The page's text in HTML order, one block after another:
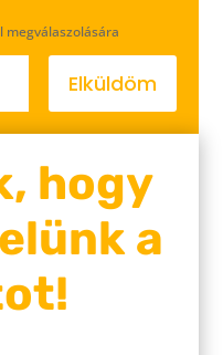
Elküldöm
hogy
a